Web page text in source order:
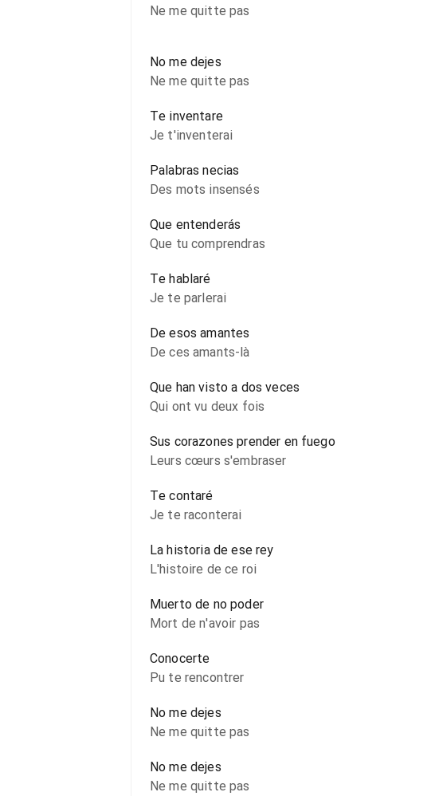
Ne me quitte pas
No me dejes
Ne me quitte pas
Te inventare
Je t'inventerai
Palabras necias
Des mots insensés
Que entenderás
Que tu comprendras
Te hablaré
Je te parlerai
De esos amantes
De ces amants-là
Que han visto a dos veces
Qui ont vu deux fois
Sus corazones prender en fuego
Leurs cœurs s'embraser
Te contaré
Je te raconterai
La historia de ese rey
L'histoire de ce roi
Muerto de no poder
Mort de n'avoir pas
Conocerte
Pu te rencontrer
No me dejes
Ne me quitte pas
No me dejes
Ne me quitte pas